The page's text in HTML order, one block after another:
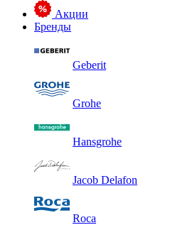
Акции
Бренды
Geberit
Grohe
Hansgrohe
Jacob Delafon
Roca